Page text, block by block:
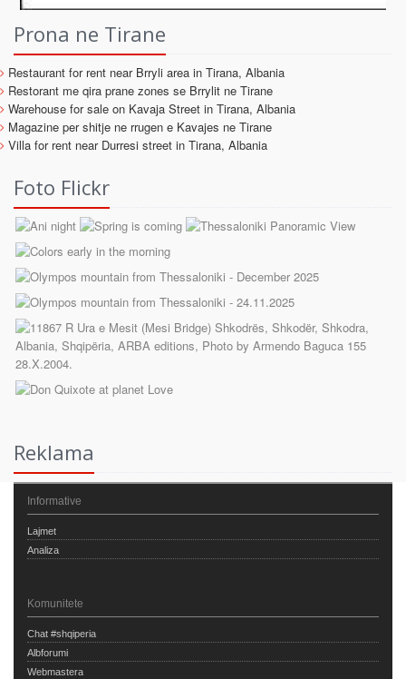
Prona ne Tirane
Restaurant for rent near Brryli area in Tirana, Albania
Restorant me qira prane zones se Brrylit ne Tirane
Warehouse for sale on Kavaja Street in Tirana, Albania
Magazine per shitje ne rrugen e Kavajes ne Tirane
Villa for rent near Durresi street in Tirana, Albania
Foto Flickr
Reklama
Informative
Lajmet
Analiza
Komunitete
Chat #shqiperia
Albforumi
Webmastera